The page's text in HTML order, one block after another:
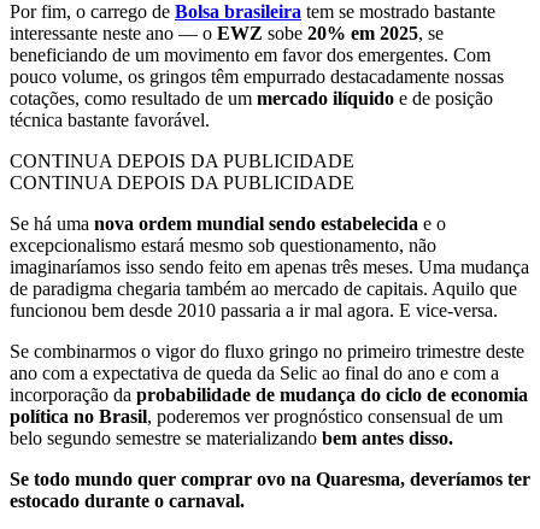
Por fim, o carrego de Bolsa brasileira tem se mostrado bastante
interessante neste ano — o EWZ sobe 20% em 2025, se
beneficiando de um movimento em favor dos emergentes. Com
pouco volume, os gringos têm empurrado destacadamente nossas
cotações, como resultado de um mercado ilíquido e de posição
técnica bastante favorável.
CONTINUA DEPOIS DA PUBLICIDADE
CONTINUA DEPOIS DA PUBLICIDADE
Se há uma nova ordem mundial sendo estabelecida e o
excepcionalismo estará mesmo sob questionamento, não
imaginaríamos isso sendo feito em apenas três meses. Uma mudança
de paradigma chegaria também ao mercado de capitais. Aquilo que
funcionou bem desde 2010 passaria a ir mal agora. E vice-versa.
Se combinarmos o vigor do fluxo gringo no primeiro trimestre deste
ano com a expectativa de queda da Selic ao final do ano e com a
incorporação da probabilidade de mudança do ciclo de economia
política no Brasil, poderemos ver prognóstico consensual de um
belo segundo semestre se materializando bem antes disso.
Se todo mundo quer comprar ovo na Quaresma, deveríamos ter
estocado durante o carnaval.